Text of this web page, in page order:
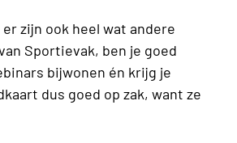
zijn ook heel wat andere
Sportievak, ben je goed
bijwonen én krijg je
dus goed op zak, want ze